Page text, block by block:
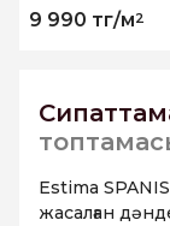
9 990 тг/м2
Estima
жасалған